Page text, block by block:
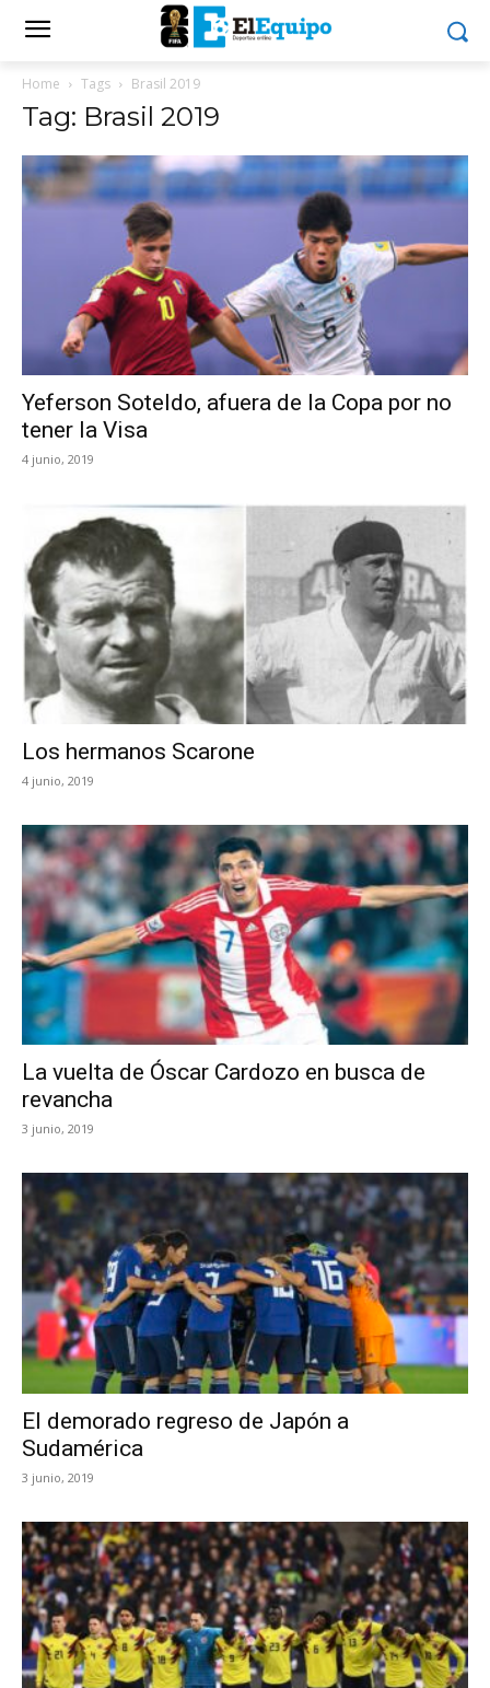
Home Tags Brasil 2019
Tag: Brasil 2019
Yeferson Soteldo, afuera de la Copa por no
tener la Visa
4 junio, 2019
Los hermanos Scarone
4 junio, 2019
La vuelta de Óscar Cardozo en busca de
revancha
3 junio, 2019
El demorado regreso de Japón a
Sudamérica
3 junio, 2019